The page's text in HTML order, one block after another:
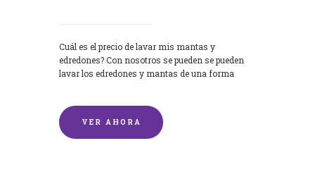
Cuál es el precio de lavar mis mantas y
edredones? Con nosotros se pueden se pueden
lavar los edredones y mantas de una forma
VER AHORA